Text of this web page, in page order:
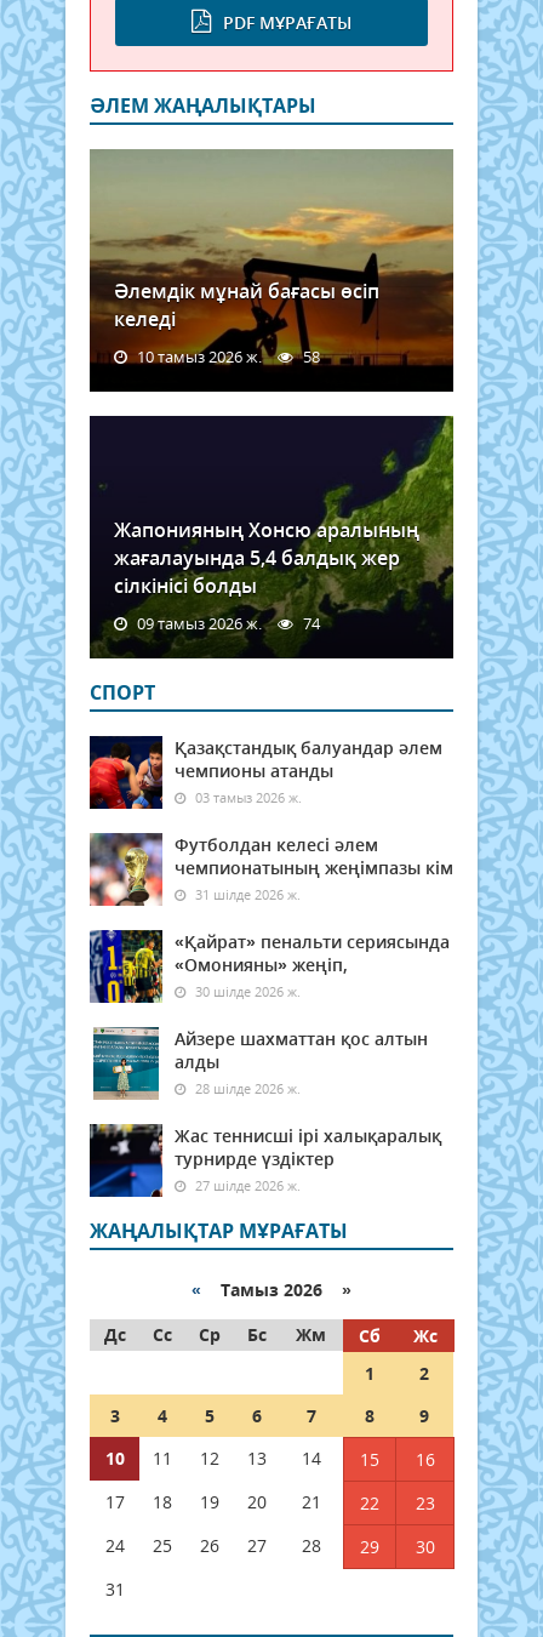
PDF МҰРАҒАТЫ
ӘЛЕМ ЖАҢАЛЫҚТАРЫ
Әлемдік мұнай бағасы өсіп
келеді
10 тамыз 2026 ж. 58
Жапонияның Хонсю аралының
жағалауында 5,4 балдық жер
сілкінісі болды
09 тамыз 2026 ж. 74
СПОРТ
Қазақстандық балуандар әлем
чемпионы атанды
03 тамыз 2026 ж.
Футболдан келесі әлем
чемпионатының жеңімпазы кім
31 шілде 2026 ж.
«Қайрат» пенальти сериясында
«Омонияны» жеңіп,
30 шілде 2026 ж.
Айзере шахматтан қос алтын
алды
28 шілде 2026 ж.
Жас теннисші ірі халықаралық
турнирде үздіктер
27 шілде 2026 ж.
ЖАҢАЛЫҚТАР МҰРАҒАТЫ
« Тамыз 2026 »
Дс
Сс Ср Бс Жм Сб
Жс
1
2
3
4 5 6 7 8
9
10
11 12 13 14 15
16
17
18 19 20 21 22
23
24
25 26 27 28 29
30
31